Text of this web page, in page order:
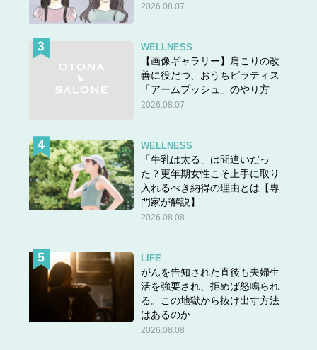
2026.08.07
WELLNESS
【画像ギャラリー】肩こりの改
善に役だつ、おうちピラティス
「アームプッシュ」のやり方
2026.08.07
WELLNESS
「牛乳は太る」は間違いだっ
た？更年期女性こそ上手に取り
入れるべき納得の理由とは【専
門家が解説】
2026.08.08
LIFE
がんを告知された直後も夫婦生
活を強要され、拒めば怒鳴られ
る。この地獄から抜け出す方法
はあるのか
2026.08.08